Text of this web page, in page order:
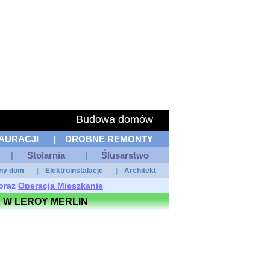
Budowa domów
|
DROBNE REMONTY
|
Stolarnia | Ślusarstwo
dom Elektroinstalacje Architekt
Operacja Mieszkanie
LEROY MERLIN